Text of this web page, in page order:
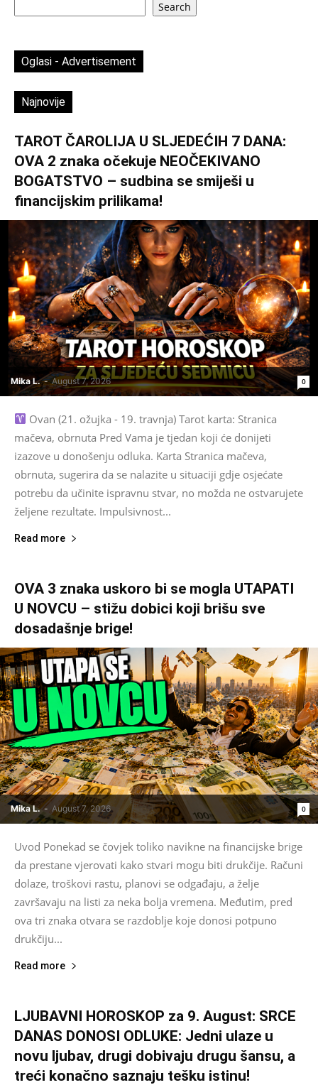
Search
Oglasi - Advertisement
Najnovije
TAROT ČAROLIJA U SLJEDEĆIH 7 DANA:
OVA 2 znaka očekuje NEOČEKIVANO
BOGATSTVO – sudbina se smiješi u
financijskim prilikama!
Mika L. - August 7, 2026 0
Ovan (21. ožujka - 19. travnja) Tarot karta: Stranica
mačeva, obrnuta Pred Vama je tjedan koji će donijeti
izazove u donošenju odluka. Karta Stranica mačeva,
obrnuta, sugerira da se nalazite u situaciji gdje osjećate
potrebu da učinite ispravnu stvar, no možda ne ostvarujete
željene rezultate. Impulsivnost...
Read more
OVA 3 znaka uskoro bi se mogla UTAPATI
U NOVCU – stižu dobici koji brišu sve
dosadašnje brige!
Mika L. - August 7, 2026 0
Uvod Ponekad se čovjek toliko navikne na financijske brige
da prestane vjerovati kako stvari mogu biti drukčije. Računi
dolaze, troškovi rastu, planovi se odgađaju, a želje
završavaju na listi za neka bolja vremena. Međutim, pred
ova tri znaka otvara se razdoblje koje donosi potpuno
drukčiju...
Read more
LJUBAVNI HOROSKOP za 9. August: SRCE
DANAS DONOSI ODLUKE: Jedni ulaze u
novu ljubav, drugi dobivaju drugu šansu, a
treći konačno saznaju tešku istinu!